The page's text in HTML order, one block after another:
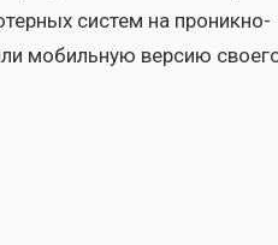
систем на про­ник­но­
мобиль­ную вер­сию